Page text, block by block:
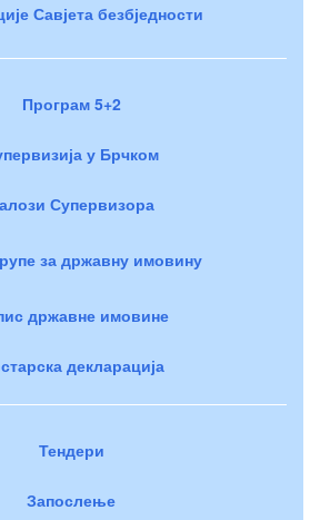
Савјета безбједности
Програм 5+2
у Брчком
Супервизора
за државну имовину
државне имовине
декларација
Тендери
Запослење